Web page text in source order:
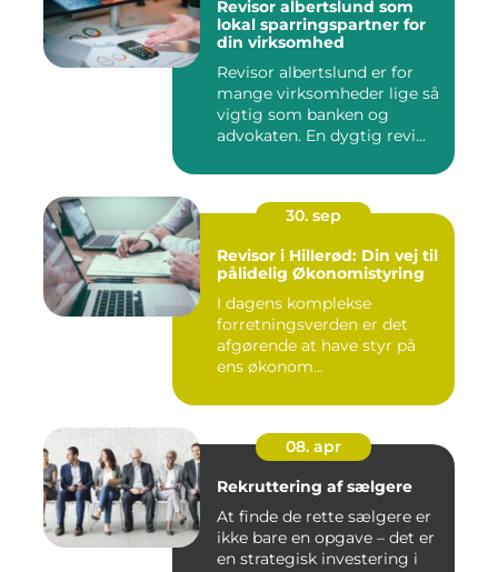
Revisor albertslund som
lokal sparringspartner for
din virksomhed
Revisor albertslund er for
mange virksomheder lige så
vigtig som banken og
advokaten. En dygtig revi...
30. sep
Revisor i Hillerød: Din vej til
pålidelig Økonomistyring
I dagens komplekse
forretningsverden er det
afgørende at have styr på
ens økonom...
08. apr
Rekruttering af sælgere
At finde de rette sælgere er
ikke bare en opgave – det er
en strategisk investering i